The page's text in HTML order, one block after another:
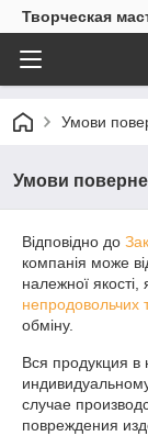
Творческая
Умови
Умови
Відповідно до
компанія може
належної
непродовольчих
обміну.
Вся продукция в
случае
повреждения